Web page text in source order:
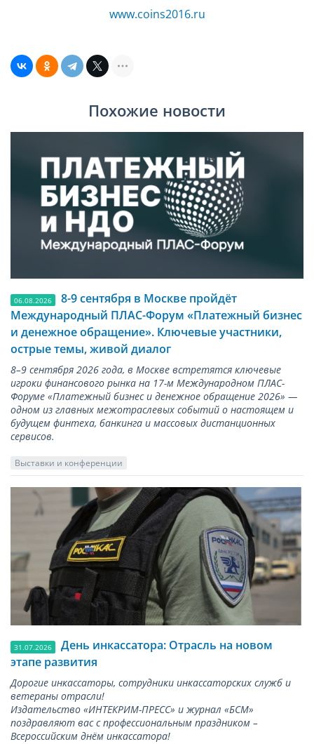
www.coins2016.ru
Похожие новости
06.08.2026
8-9 сентября в Москве пройдёт
Международный ПЛАС-Форум «Платежный бизнес
и денежное обращение». Ключевые участники,
острые темы, живой диалог
8–9 сентября 2026 года, в Москве встретятся ключевые
игроки финансового рынка на 17-м Международном ПЛАС-
Форуме «Платежный бизнес и денежное обращение 2026» —
одном из главных межотраслевых событий о настоящем и
будущем финтеха, банкинга и массовых дистанционных
сервисов.
Выставки и конференции
31.07.2026
День инкассатора: Отрасль на новом
этапе развития
Дорогие инкассаторы, сотрудники инкассаторских служб и
ветераны отрасли!
Издательство «ИНТЕКРИМ-ПРЕСС» и журнал «БСМ»
поздравляют вас с профессиональным праздником –
Всероссийским днём инкассатора!